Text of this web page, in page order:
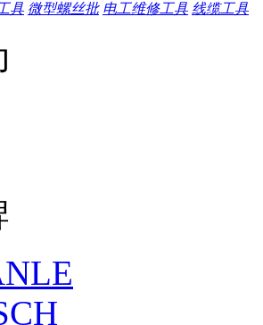
具 微型螺丝批 电工维修工具 线缆工具